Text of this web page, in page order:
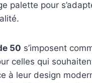
palette pour
50 s’imposent
celles qui
à leur design